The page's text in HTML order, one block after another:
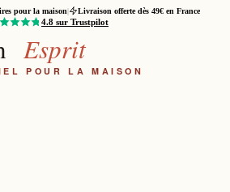
pour la maison| Livraison offerte dès 49€ en France
4.8 sur Trustpilot